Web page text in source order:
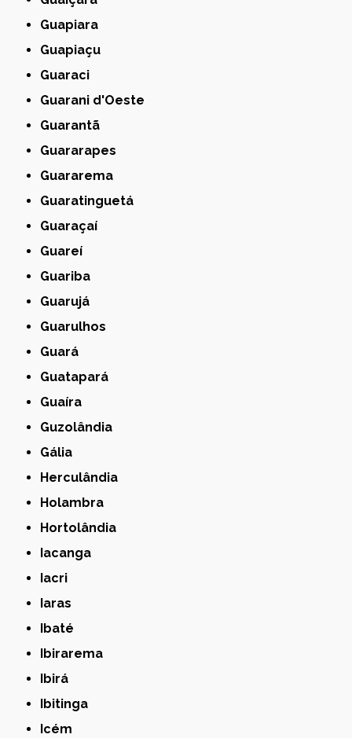
Guapiara
Guapiaçu
Guaraci
Guarani d'Oeste
Guarantã
Guararapes
Guararema
Guaratinguetá
Guaraçaí
Guareí
Guariba
Guarujá
Guarulhos
Guará
Guatapará
Guaíra
Guzolândia
Gália
Herculândia
Holambra
Hortolândia
Iacanga
Iacri
Iaras
Ibaté
Ibirarema
Ibirá
Ibitinga
Icém